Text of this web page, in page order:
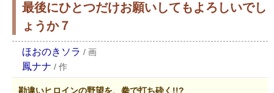
最後にひとつだけお願いしてもよろしいでし
ょうか７
ほおのきソラ / 画
鳳ナナ / 作
勘違いヒロインの野望を、拳で打ち砕く!!?